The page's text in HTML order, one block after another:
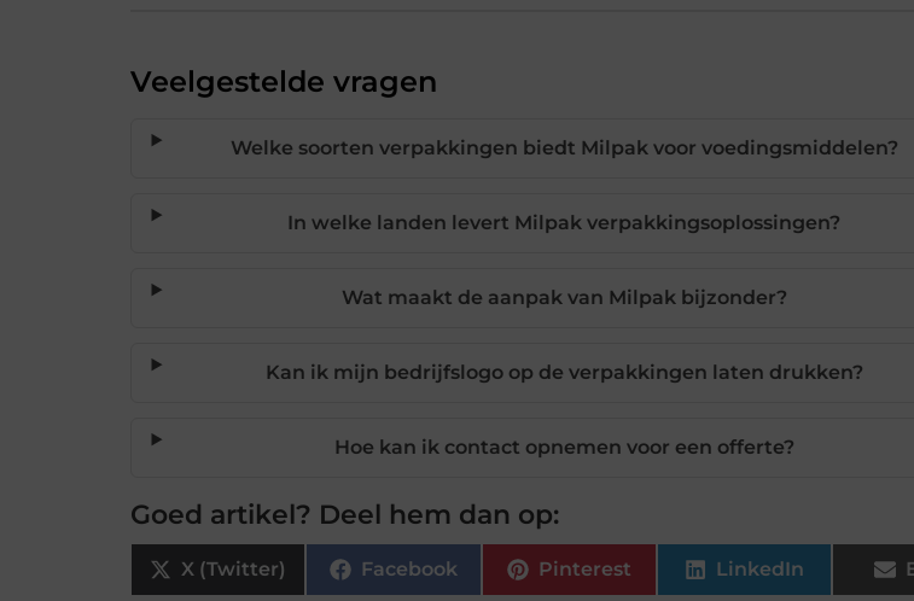
Veelgestelde vragen
Welke soorten verpakkingen biedt Milpak voor voedingsmiddelen?
In welke landen levert Milpak verpakkingsoplossingen?
Wat maakt de aanpak van Milpak bijzonder?
Kan ik mijn bedrijfslogo op de verpakkingen laten drukken?
Hoe kan ik contact opnemen voor een offerte?
Goed artikel? Deel hem dan op:
X (Twitter) Facebook Pinterest LinkedIn